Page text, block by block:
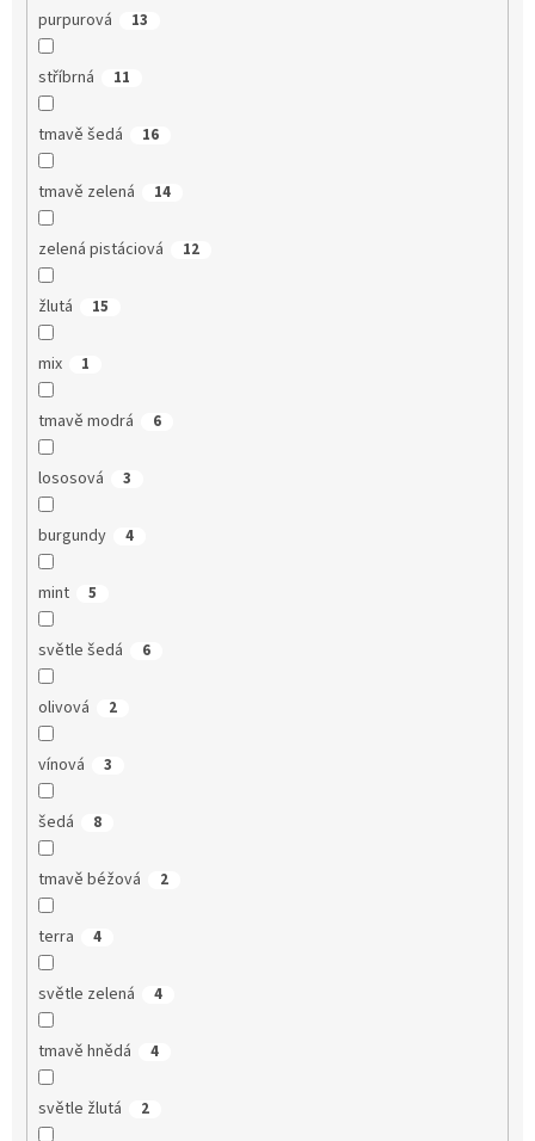
purpurová 13
stříbrná 11
tmavě šedá 16
tmavě zelená 14
zelená pistáciová 12
žlutá 15
mix 1
tmavě modrá 6
lososová 3
burgundy 4
mint 5
světle šedá 6
olivová 2
vínová 3
šedá 8
tmavě béžová 2
terra 4
světle zelená 4
tmavě hnědá 4
světle žlutá 2